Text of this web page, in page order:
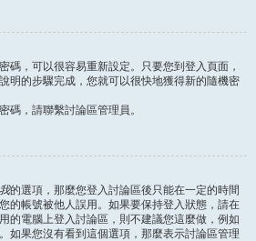
碼，可以很容易重新設定。只要您到登入頁面，
明的步驟完成，您就可以很快地獲得新的隨機密
碼，請聯繫討論區管理員。
的選項，那麼您登入討論區後只能在一定的時間
的帳號被他人誤用。如果要保持登入狀態，請在
的電腦上登入討論區，則不建議您這麼做，例如
如果您沒有看到這個選項，那麼表示討論區管理